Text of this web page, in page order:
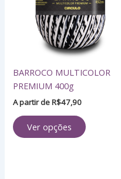
BARROCO MULTICOLOR
PREMIUM 400g
A partir deR$47,90
Ver opções
variantes.
As
opções
podem
escolhidas
produto